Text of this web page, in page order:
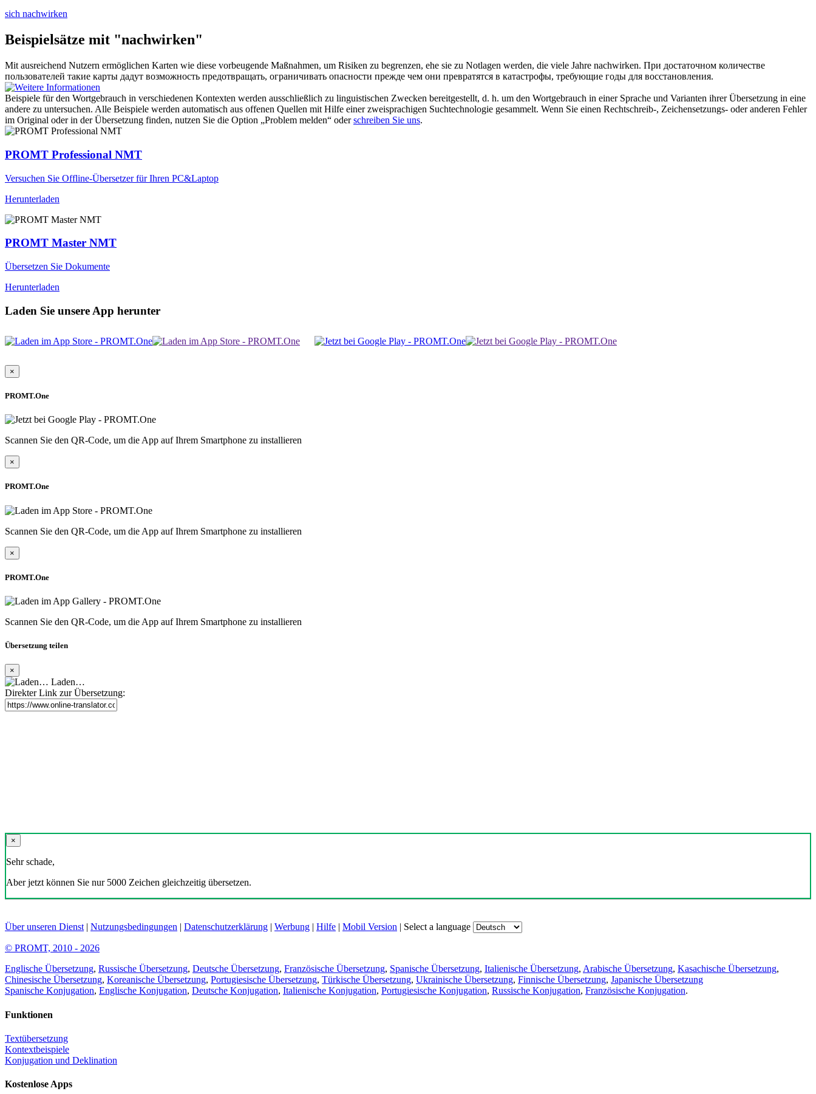
sich nachwirken
Beispielsätze mit "nachwirken"
Mit ausreichend Nutzern ermöglichen Karten wie diese vorbeugende Maßnahmen, um Risiken zu begrenzen, ehe sie zu Notlagen werden, die viele Jahre nachwirken. При достаточном количестве
пользователей такие карты дадут возможность предотвращать, ограничивать опасности прежде чем они превратятся в катастрофы, требующие годы для восстановления.
Beispiele für den Wortgebrauch in verschiedenen Kontexten werden ausschließlich zu linguistischen Zwecken bereitgestellt, d. h. um den Wortgebrauch in einer Sprache und Varianten ihrer Übersetzung in eine
andere zu untersuchen. Alle Beispiele werden automatisch aus offenen Quellen mit Hilfe einer zweisprachigen Suchtechnologie gesammelt. Wenn Sie einen Rechtschreib-, Zeichensetzungs- oder anderen Fehler
im Original oder in der Übersetzung finden, nutzen Sie die Option „Problem melden“ oderschreiben Sie uns.
PROMT Professional NMT
Versuchen Sie Offline-Übersetzer für Ihren PC&Laptop
Herunterladen
PROMT Master NMT
Übersetzen Sie Dokumente
Herunterladen
Laden Sie unsere App herunter
×
PROMT.One
Scannen Sie den QR-Code, um die App auf Ihrem Smartphone zu installieren
×
PROMT.One
Scannen Sie den QR-Code, um die App auf Ihrem Smartphone zu installieren
×
PROMT.One
Scannen Sie den QR-Code, um die App auf Ihrem Smartphone zu installieren
Übersetzung teilen
×
Laden…
Direkter Link zur Übersetzung:
×
Sehr schade,
Aber jetzt können Sie nur 5000 Zeichen gleichzeitig übersetzen.
Über unseren Dienst | Nutzungsbedingungen | Datenschutzerklärung | Werbung | Hilfe | Mobil Version | Select a language
© PROMT, 2010 - 2026
Englische Übersetzung, Russische Übersetzung, Deutsche Übersetzung, Französische Übersetzung, Spanische Übersetzung, Italienische Übersetzung, Arabische Übersetzung, Kasachische Übersetzung,
Chinesische Übersetzung, Koreanische Übersetzung, Portugiesische Übersetzung, Türkische Übersetzung, Ukrainische Übersetzung, Finnische Übersetzung, Japanische Übersetzung
Spanische Konjugation, Englische Konjugation, Deutsche Konjugation, Italienische Konjugation, Portugiesische Konjugation, Russische Konjugation, Französische Konjugation.
Funktionen
Textübersetzung
Kontextbeispiele
Konjugation und Deklination
Kostenlose Apps